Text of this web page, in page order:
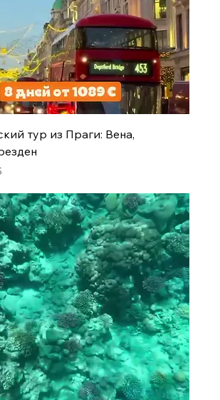
тур из Праги: Вена,